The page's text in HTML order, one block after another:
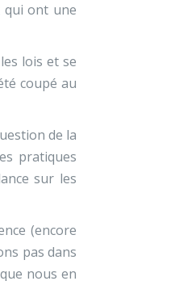
qui ont une
lois et se
coupé au
de la
pratiques
sur les
(encore
pas dans
nous en